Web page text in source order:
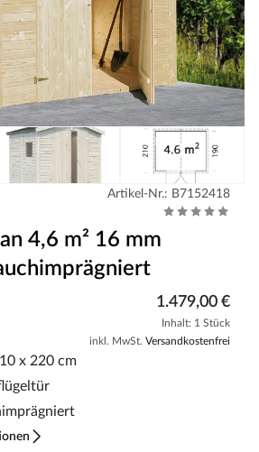
Artikel-Nr.: B7152418
4,6 m² 16 mm
1.479,00 €
Inhalt: 1 Stück
inkl. MwSt. Versandkostenfrei
x 220 cm